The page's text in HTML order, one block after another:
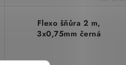
Flexo šňůra 2 m,
3x0,75mm černá